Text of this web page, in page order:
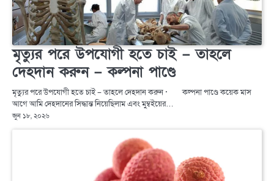
মৃত্যুর পরে উপযোগী হতে চাই – তাহলে
দেহদান করুন – কল্পনা পাণ্ডে
মৃত্যুর পরে উপযোগী হতে চাই – তাহলে দেহদান করুন · কল্পনা পাণ্ডে কয়েক মাস
আগে আমি দেহদানের সিদ্ধান্ত নিয়েছিলাম এবং মুম্বইয়ের…
জুন ১৮, ২০২৬